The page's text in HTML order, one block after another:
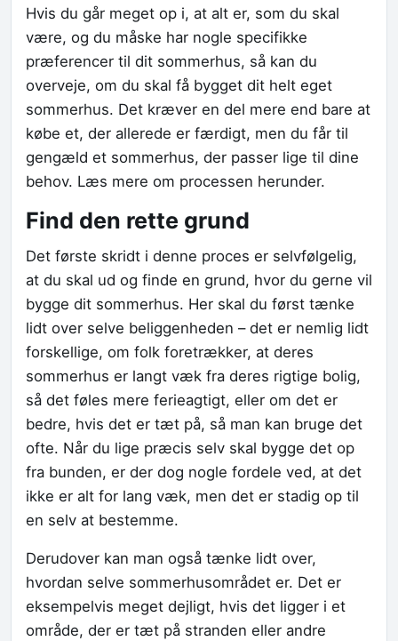
Hvis du går meget op i, at alt er, som du skal
være, og du måske har nogle specifikke
præferencer til dit sommerhus, så kan du
overveje, om du skal få bygget dit helt eget
sommerhus. Det kræver en del mere end bare at
købe et, der allerede er færdigt, men du får til
gengæld et sommerhus, der passer lige til dine
behov. Læs mere om processen herunder.
Find den rette grund
Det første skridt i denne proces er selvfølgelig,
at du skal ud og finde en grund, hvor du gerne vil
bygge dit sommerhus. Her skal du først tænke
lidt over selve beliggenheden – det er nemlig lidt
forskellige, om folk foretrækker, at deres
sommerhus er langt væk fra deres rigtige bolig,
så det føles mere ferieagtigt, eller om det er
bedre, hvis det er tæt på, så man kan bruge det
ofte. Når du lige præcis selv skal bygge det op
fra bunden, er der dog nogle fordele ved, at det
ikke er alt for lang væk, men det er stadig op til
en selv at bestemme.
Derudover kan man også tænke lidt over,
hvordan selve sommerhusområdet er. Det er
eksempelvis meget dejligt, hvis det ligger i et
område, der er tæt på stranden eller andre